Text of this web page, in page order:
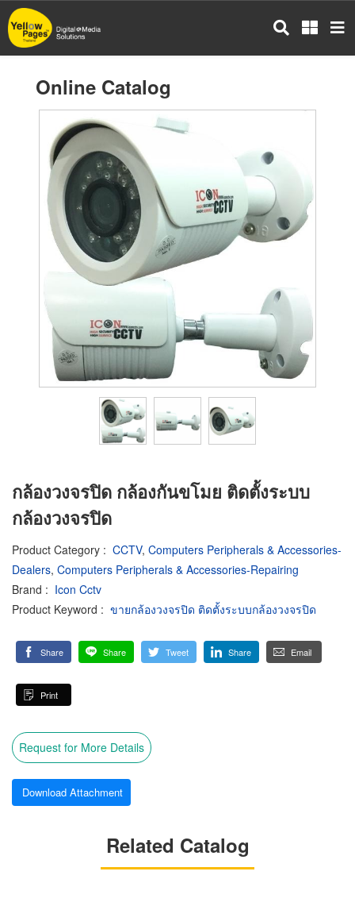
Skip
to
main
Online Catalog
กล้องวงจรปิด กล้องกันขโมย ติดตั้งระบบ
กล้องวงจรปิด
Product Category : CCTV, Computers Peripherals & Accessories-
Dealers, Computers Peripherals & Accessories-Repairing
Brand : Icon Cctv
Product Keyword : ขายกล้องวงจรปิด ติดตั้งระบบกล้องวงจรปิด
Share Share Tweet Share Email
Print
Request for More Details
Download Attachment
Related Catalog